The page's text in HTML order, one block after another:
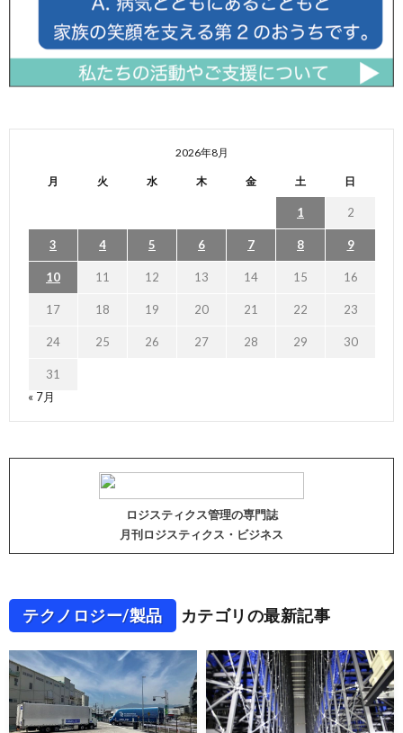
2026年8月
月 火 水 木 金 土 日
1 2
3 4 5 6 7 8 9
10 11 12 13 14 15 16
17 18 19 20 21 22 23
24 25 26 27 28 29 30
31
« 7月
ロジスティクス管理の専門誌
月刊ロジスティクス・ビジネス
テクノロジー/製品 カテゴリの最新記事